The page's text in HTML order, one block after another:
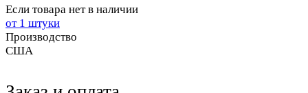
Если товара нет в наличии
от 1 штуки
Производство
США